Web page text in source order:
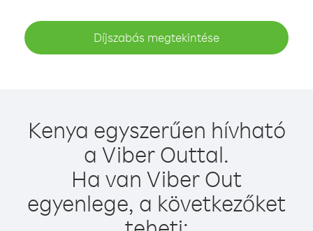
Díjszabás megtekintése
Kenya egyszerűen hívható
a Viber Outtal.
Ha van Viber Out
egyenlege, a következőket